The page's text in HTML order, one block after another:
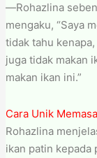
—Rohazlina
mengaku, “Saya
tidak tahu
juga tidak makan
makan ikan ini.”
Cara Unik
Rohazlina
ikan patin kepada